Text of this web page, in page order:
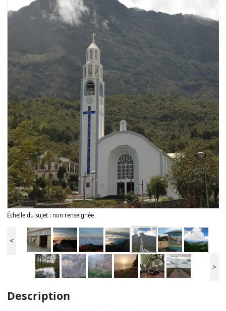
Échelle du sujet : non renseignée
<
>
Description